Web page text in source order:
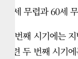
44세 무렵과 60세
첫 번째 시기에는
관련 두 번째 시기